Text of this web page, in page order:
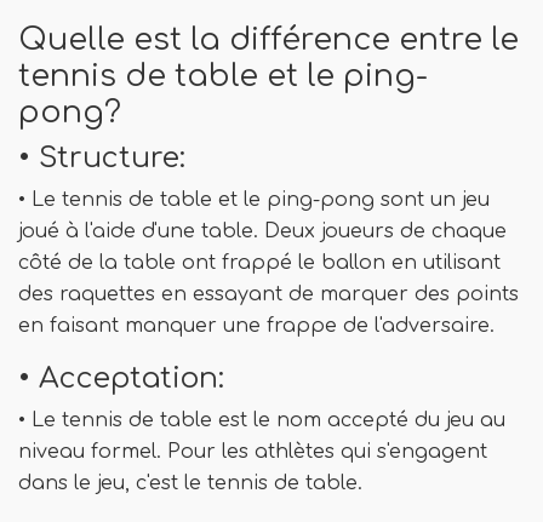
Quelle est la différence entre le
tennis de table et le ping-
pong?
• Structure:
• Le tennis de table et le ping-pong sont un jeu
joué à l'aide d'une table. Deux joueurs de chaque
côté de la table ont frappé le ballon en utilisant
des raquettes en essayant de marquer des points
en faisant manquer une frappe de l'adversaire.
• Acceptation:
• Le tennis de table est le nom accepté du jeu au
niveau formel. Pour les athlètes qui s'engagent
dans le jeu, c'est le tennis de table.